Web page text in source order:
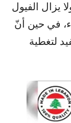
يزال الفيول
في حين أنّ
لتغطية